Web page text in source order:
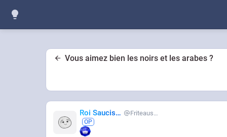
Vous aimez bien les noirs et les arabes ?
Roi Saucisse Friteausucre